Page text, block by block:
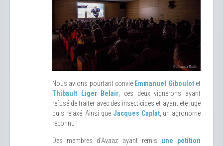
Nous avions pourtant convié Emmanuel Giboulotet
Thibault Liger Belair, ces deux vignerons ayant
refusé de traiter avec des insecticides et ayant été jugé
puis relaxé. Ainsi que Jacques Caplat, un agronome
reconnu !
Des membres d'Avaaz ayant remis une pétition